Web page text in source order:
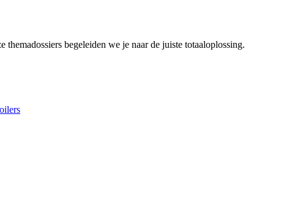
begeleiden we je naar de juiste totaaloplossing.